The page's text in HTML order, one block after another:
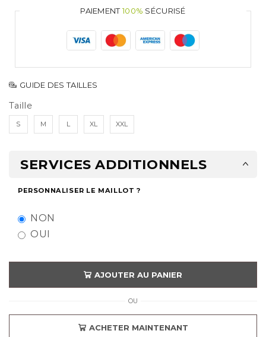
PAIEMENT100% SÉCURISÉ
GUIDE DES TAILLES
Taille
S M L XL XXL
SERVICES ADDITIONNELS
PERSONNALISER LE MAILLOT ?
NON
OUI
AJOUTER AU PANIER
OU
ACHETER MAINTENANT